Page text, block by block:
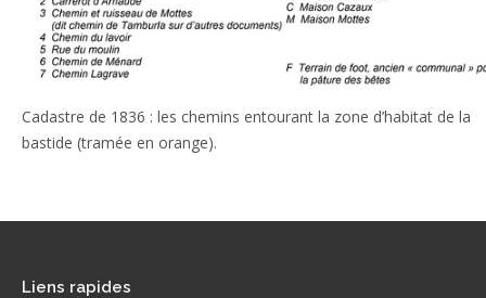
Cadastre de 1836 : les chemins entourant la zone d’habitat de la
bastide (tramée en orange).
Liens rapides